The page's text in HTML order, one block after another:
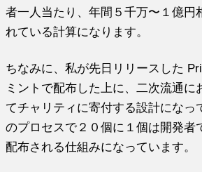
者一人当たり、年間５千万〜１億円
れている計算になります。
ちなみに、私が先日リリースした
ミントで配布した上に、二次流通に
てチャリティに寄付する設計になっ
のプロセスで２０個に１個は開発者
配布される仕組みになっています。